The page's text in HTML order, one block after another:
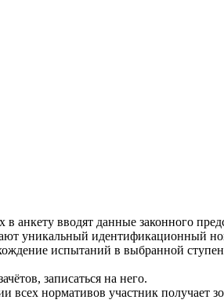
вводят данные законного
уникальный идентификационный
испытаний в выбранной
записаться на него.
нормативов участник получает